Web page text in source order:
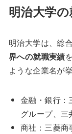
明治大学
明治大学は、総
界への就職実績
ような企業名が
金融・銀行：
グループ、三
商社：三菱商